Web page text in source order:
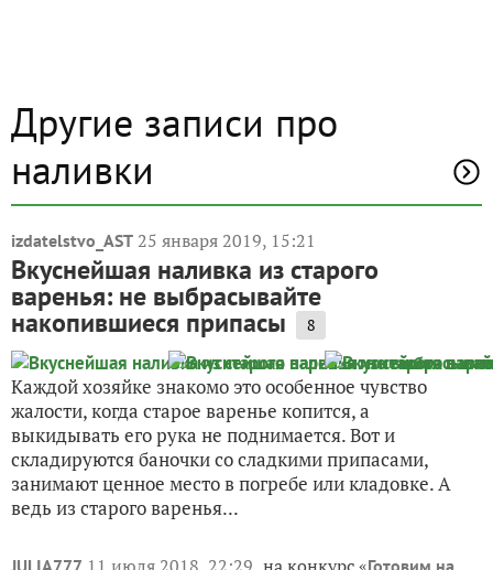
Другие записи про
наливки
izdatelstvo_AST 25 января 2019, 15:21
Вкуснейшая наливка из старого
варенья: не выбрасывайте
накопившиеся припасы 8
Каждой хозяйке знакомо это особенное чувство
жалости, когда старое варенье копится, а
выкидывать его рука не поднимается. Вот и
складируются баночки со сладкими припасами,
занимают ценное место в погребе или кладовке. А
ведь из старого варенья...
JULIA777
Готовим на